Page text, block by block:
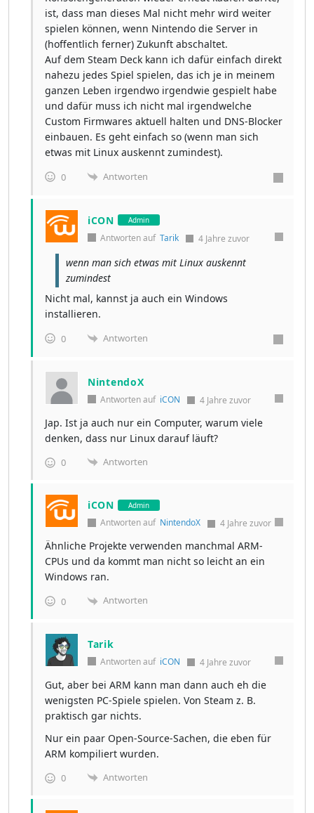
ist, dass man dieses Mal nicht mehr wird weiter
spielen können, wenn Nintendo die Server in
(hoffentlich ferner) Zukunft abschaltet.
Auf dem Steam Deck kann ich dafür einfach direkt
nahezu jedes Spiel spielen, das ich je in meinem
ganzen Leben irgendwo irgendwie gespielt habe
und dafür muss ich nicht mal irgendwelche
Custom Firmwares aktuell halten und DNS-Blocker
einbauen. Es geht einfach so (wenn man sich
etwas mit Linux auskennt zumindest).
0 Antworten
iCON Admin
Antworten auf Tarik 4 Jahre zuvor
wenn man sich etwas mit Linux auskennt
zumindest
Nicht mal, kannst ja auch ein Windows
installieren.
0 Antworten
NintendoX
Antworten auf iCON 4 Jahre zuvor
Jap. Ist ja auch nur ein Computer, warum viele
denken, dass nur Linux darauf läuft?
0 Antworten
iCON Admin
Antworten auf NintendoX 4 Jahre zuvor
Ähnliche Projekte verwenden manchmal ARM-
CPUs und da kommt man nicht so leicht an ein
Windows ran.
0 Antworten
Tarik
Antworten auf iCON 4 Jahre zuvor
Gut, aber bei ARM kann man dann auch eh die
wenigsten PC-Spiele spielen. Von Steam z. B.
praktisch gar nichts.
Nur ein paar Open-Source-Sachen, die eben für
ARM kompiliert wurden.
0 Antworten